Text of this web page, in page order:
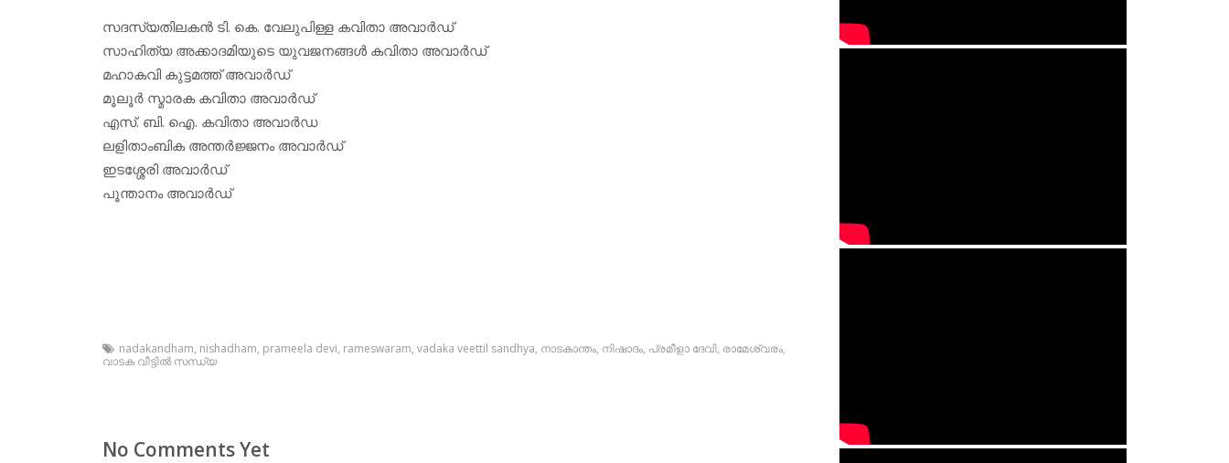
സദസ്യതിലകന്‍ ടി. കെ. വേലുപിള്ള കവിതാ അവാര്‍ഡ്
സാഹിത്യ അക്കാദമിയുടെ യുവജനങ്ങള്‍ കവിതാ അവാര്‍ഡ്
മഹാകവി കുട്ടമത്ത് അവാര്‍ഡ്
മൂലൂര്‍ സ്മാരക കവിതാ അവാര്‍ഡ്
എസ്. ബി. ഐ. കവിതാ അവാര്‍ഡ
ലളിതാംബിക അന്തര്‍ജ്ജനം അവാര്‍ഡ്
ഇടശ്ശേരി അവാര്‍ഡ്
പൂന്താനം അവാര്‍ഡ്
nadakandham, nishadham, prameela devi, rameswaram, vadaka veettil sandhya, നാടകാന്തം, നിഷാദം, പ്രമീളാ ദേവി, രാമേശ്വരം,
വാടക വീട്ടില്‍ സന്ധ്യ
No Comments Yet